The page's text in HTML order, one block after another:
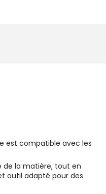
est compatible avec les
de la matière, tout en
outil adapté pour des